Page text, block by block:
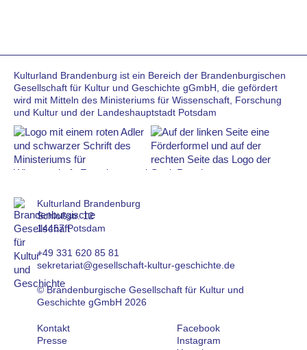
Kulturland Brandenburg ist ein Bereich der Brandenburgischen
Gesellschaft für Kultur und Geschichte gGmbH, die gefördert
wird mit Mitteln des Ministeriums für Wissenschaft, Forschung
und Kultur und der Landeshauptstadt Potsdam
Kulturland Brandenburg
Schloßstr. 12
14467 Potsdam
+49 331 620 85 81
sekretariat@gesellschaft-kultur-geschichte.de
© Brandenburgische Gesellschaft für Kultur und
Geschichte gGmbH 2026
Kontakt
Presse
Facebook
Instagram